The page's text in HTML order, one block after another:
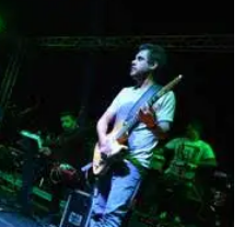
VIASHOPPING CELEBRA O DIA DOS PAIS COM AÇÃO COMPROU-GANHOU EXCLUSIVA